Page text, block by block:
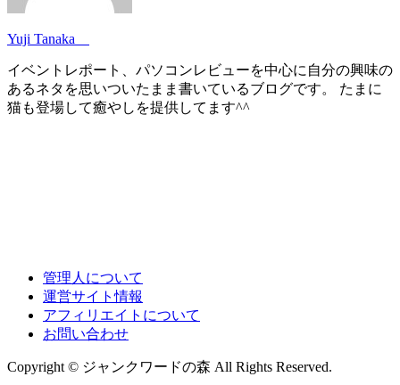
Yuji Tanaka
イベントレポート、パソコンレビューを中心に自分の興味の
あるネタを思いついたまま書いているブログです。 たまに
猫も登場して癒やしを提供してます^^
管理人について
運営サイト情報
アフィリエイトについて
お問い合わせ
Copyright © ジャンクワードの森 All Rights Reserved.